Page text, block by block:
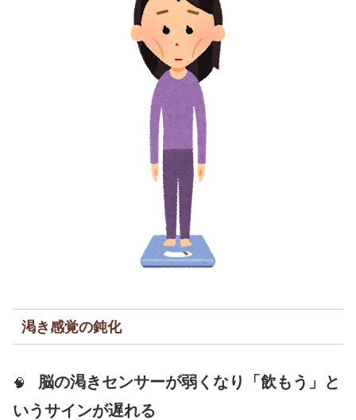
渇き感覚の鈍化
🧠 脳の渇きセンサーが弱くなり「飲もう」と
いうサインが遅れる